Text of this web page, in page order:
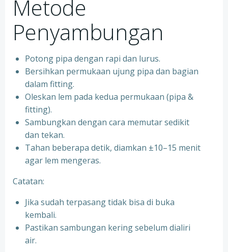
Metode
Penyambungan
Potong pipa dengan rapi dan lurus.
Bersihkan permukaan ujung pipa dan bagian
dalam fitting.
Oleskan lem pada kedua permukaan (pipa &
fitting).
Sambungkan dengan cara memutar sedikit
dan tekan.
Tahan beberapa detik, diamkan ±10–15 menit
agar lem mengeras.
Catatan:
Jika sudah terpasang tidak bisa di buka
kembali.
Pastikan sambungan kering sebelum dialiri
air.